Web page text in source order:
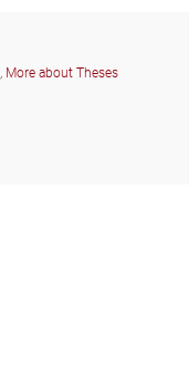
, More about Theses